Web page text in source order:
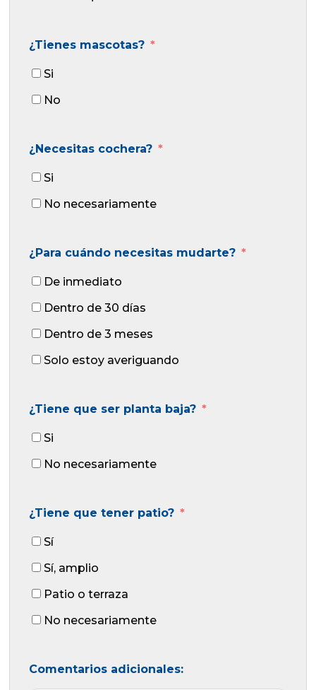
¿Tienes mascotas?
Si
No
¿Necesitas cochera?
Si
No necesariamente
¿Para cuándo necesitas mudarte?
De inmediato
Dentro de 30 días
Dentro de 3 meses
Solo estoy averiguando
¿Tiene que ser planta baja?
Si
No necesariamente
¿Tiene que tener patio?
Sí
Sí, amplio
Patio o terraza
No necesariamente
Comentarios adicionales: